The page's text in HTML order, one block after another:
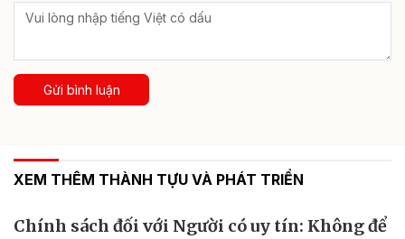
Gửi bình luận
XEM THÊM THÀNH TỰU VÀ PHÁT TRIỂN
Chính sách đối với Người có uy tín: Không để